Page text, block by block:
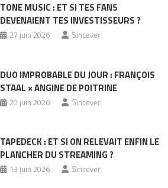
TONE MUSIC : ET SI TES FANS
DEVENAIENT TES INVESTISSEURS ?
27 juin 2026 Sincever
DUO IMPROBABLE DU JOUR : FRANÇOIS
STAAL × ANGINE DE POITRINE
20 juin 2026 Sincever
TAPEDECK : ET SI ON RELEVAIT ENFIN LE
PLANCHER DU STREAMING ?
13 juin 2026 Sincever